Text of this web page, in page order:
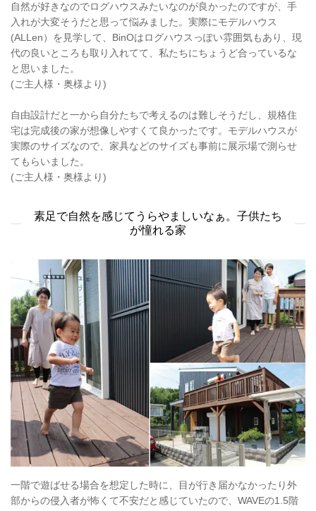
自然が好きなのでログハウスみたいなのが良かったのですが、手
入れが大変そうだと思って悩みました。実際にモデルハウス
(ALLen）を見学して、BinOはログハウスっぽい雰囲気もあり、現
代の良いところも取り入れてて、私たちにちょうど合っているな
と思いました。
(ご主人様・奥様より)
自由設計だと一から自分たちで考えるのは難しそうだし、規格住
宅は完成後の家が想像しやすくて良かったです。モデルハウスが
実際のサイズなので、家具などのサイズも事前に展示場で測らせ
てもらいました。
(ご主人様・奥様より)
素足で自然を感じてうらやましいなぁ。子供たち
が憧れる家
一階で遊ばせる場合を想定した時に、目が行き届かなかったり外
部からの侵入者が怖くて不安だと感じていたので、WAVEの1.5階